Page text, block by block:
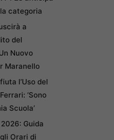
categoria
a
del
Nuovo
Maranello
l’Uso del
‘Sono
Scuola’
Guida
Orari di